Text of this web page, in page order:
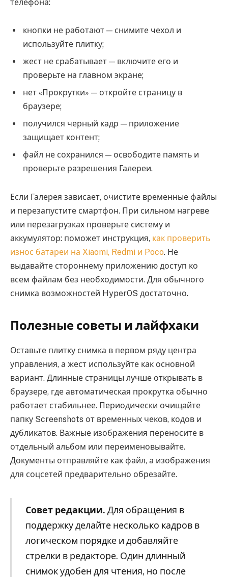
телефона:
кнопки не работают — снимите чехол и
используйте плитку;
жест не срабатывает — включите его и
проверьте на главном экране;
нет «Прокрутки» — откройте страницу в
браузере;
получился черный кадр — приложение
защищает контент;
файл не сохранился — освободите память и
проверьте разрешения Галереи.
Если Галерея зависает, очистите временные файлы
и перезапустите смартфон. При сильном нагреве
или перезагрузках проверьте систему и
аккумулятор: поможет инструкция, как проверить
износ батареи на Xiaomi, Redmi и Poco. Не
выдавайте стороннему приложению доступ ко
всем файлам без необходимости. Для обычного
снимка возможностей HyperOS достаточно.
Полезные советы и лайфхаки
Оставьте плитку снимка в первом ряду центра
управления, а жест используйте как основной
вариант. Длинные страницы лучше открывать в
браузере, где автоматическая прокрутка обычно
работает стабильнее. Периодически очищайте
папку Screenshots от временных чеков, кодов и
дубликатов. Важные изображения переносите в
отдельный альбом или переименовывайте.
Документы отправляйте как файл, а изображения
для соцсетей предварительно обрезайте.
Совет редакции. Для обращения в
поддержку делайте несколько кадров в
логическом порядке и добавляйте
стрелки в редакторе. Один длинный
снимок удобен для чтения, но после